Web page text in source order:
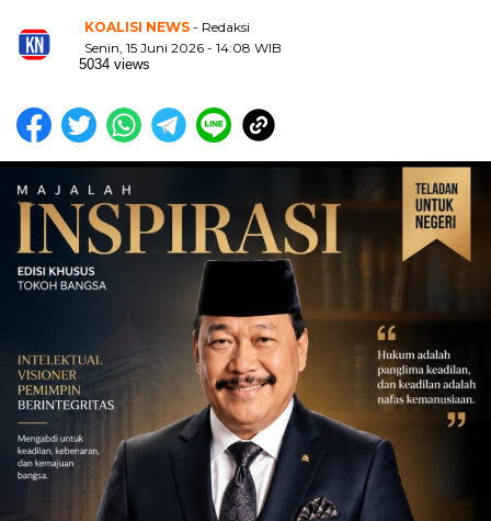
KOALISI NEWS - Redaksi
Senin, 15 Juni 2026 - 14:08 WIB
5034 views